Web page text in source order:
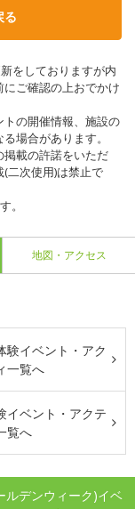
る
をしておりますが内
ご確認の上おでかけ
の開催情報、施設の
場合があります。
載の許諾をいただ
二次使用)は禁止で
。
地図・アクセス
験イベント・アク
一覧へ
イベント・アクテ
覧へ
ルデンウィーク)イベ